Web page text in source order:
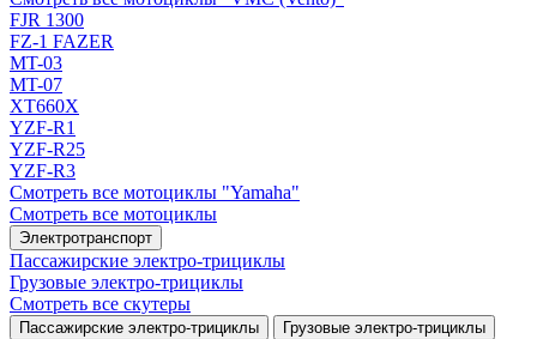
FJR 1300
FZ-1 FAZER
MT-03
MT-07
XT660X
YZF-R1
YZF-R25
YZF-R3
Смотреть все мотоциклы "Yamaha"
Смотреть все мотоциклы
Электротранспорт
Пассажирские электро‑трициклы
Грузовые электро‑трициклы
Смотреть все скутеры
Пассажирские электро‑трициклы Грузовые электро‑трициклы